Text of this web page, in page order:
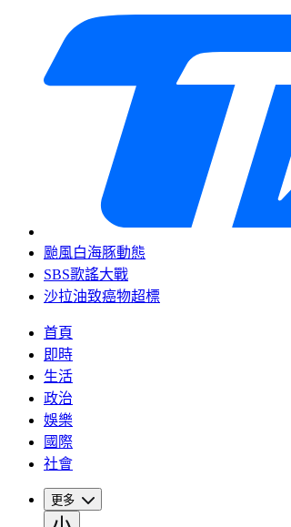
颱風白海豚動態
SBS歌謠大戰
沙拉油致癌物超標
首頁
即時
生活
政治
娛樂
國際
社會
更多